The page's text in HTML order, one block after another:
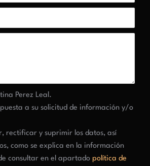
Perez Leal.
a su solicitud de información y/o
rectificar y suprimir los datos, así
como se explica en la información
consultar en el apartado política de